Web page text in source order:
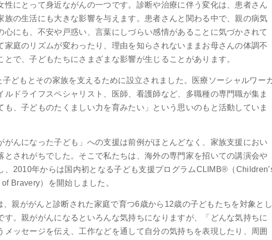
性にとって身近ながんの一つです。診断や治療に伴う変化は、患者さん
族の生活にも大きな影響を与えます。患者さんと関わる中で、親の病気
心にも、不安や戸惑い、言葉にしづらい感情があることに気づかされて
家庭のリズムが変わったり、理由を知らされないままお母さんの体調不
とで、子どもたちにさまざまな影響が生じることがあります。
どもとその家族を支えるために設立されました。医療ソーシャルワー
ルドライフスペシャリスト、医師、看護師など、多職種の専門職が集ま
も、子どものたくましい力を育みたい」という思いのもと活動していま
がんになった子ども」への支援は前例がほとんどなく、家族支援におい
とされがちでした。そこで私たちは、海外の専門家を招いての講演会や
、2010年からは国内初となる子ども支援プログラムCLIMB®（
Bravery）を開始しました。
親ががんと診断された家庭で育つ6歳から12歳の子どもたちを対象と
す。親ががんになるといろんな気持ちになりますが、「どんな気持ちに
メッセージを伝え、工作などを通して自分の気持ちを表現したり、周囲